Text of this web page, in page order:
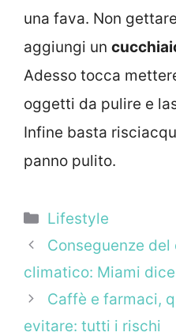
una fava. Non
aggiungi un
Adesso tocca
oggetti da pulire e
Infine basta
panno pulito.
Categorie
Lifestyle
Conseguenze
climatico: Miami
Caffè e farmaci,
evitare: tutti i rischi